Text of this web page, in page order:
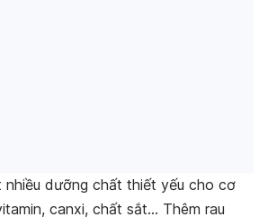
nhiều dưỡng chất thiết yếu cho cơ
canxi, chất sắt… Thêm rau